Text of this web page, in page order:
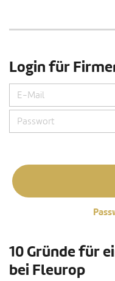
Login für
10 Gründe für
bei Fleurop